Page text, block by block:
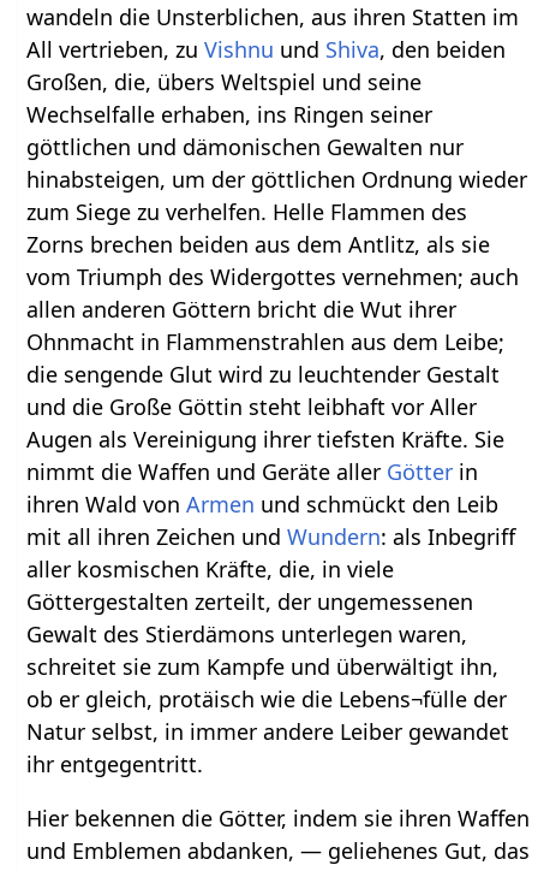
wandeln die Unsterblichen, aus ihren Statten im
All vertrieben, zuVishnu und Shiva, den beiden
Großen, die, übers Weltspiel und seine
Wechselfalle erhaben, ins Ringen seiner
göttlichen und dämonischen Gewalten nur
hinabsteigen, um der göttlichen Ordnung wieder
zum Siege zu verhelfen. Helle Flammen des
Zorns brechen beiden aus dem Antlitz, als sie
vom Triumph des Widergottes vernehmen; auch
allen anderen Göttern bricht die Wut ihrer
Ohnmacht in Flammenstrahlen aus dem Leibe;
die sengende Glut wird zu leuchtender Gestalt
und die Große Göttin steht leibhaft vor Aller
Augen als Vereinigung ihrer tiefsten Kräfte. Sie
nimmt die Waffen und Geräte aller Götter in
ihren Wald vonArmen und schmückt den Leib
mit all ihren Zeichen undWundern: als Inbegriff
aller kosmischen Kräfte, die, in viele
Göttergestalten zerteilt, der ungemessenen
Gewalt des Stierdämons unterlegen waren,
schreitet sie zum Kampfe und überwältigt ihn,
ob er gleich, protäisch wie die Lebens¬fülle der
Natur selbst, in immer andere Leiber gewandet
ihr entgegentritt.
Hier bekennen die Götter, indem sie ihren Waffen
und Emblemen abdanken, — geliehenes Gut, das